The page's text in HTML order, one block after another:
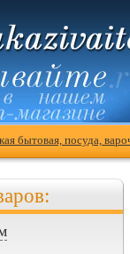
бытовая, посуда,